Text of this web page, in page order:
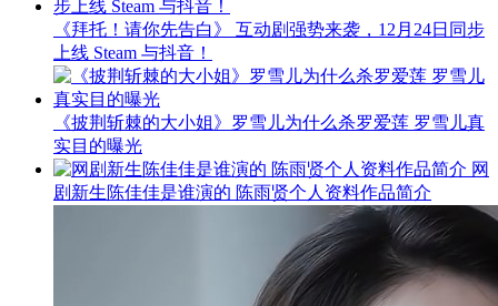
《拜托！请你先告白》 互动剧强势来袭，12月24日同步
上线 Steam 与抖音！
《披荆斩棘的大小姐》罗雪儿为什么杀罗爱莲 罗雪儿真
实目的曝光
网
剧新生陈佳佳是谁演的 陈雨贤个人资料作品简介